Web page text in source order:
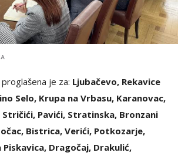
je za: Ljubačevo, Rekavice
Selo, Krupa na Vrbasu, Karanovac,
Stričići, Pavići, Stratinska, Bronzani
Bistrica, Verići, Potkozarje,
Piskavica, Dragočaj, Drakulić,